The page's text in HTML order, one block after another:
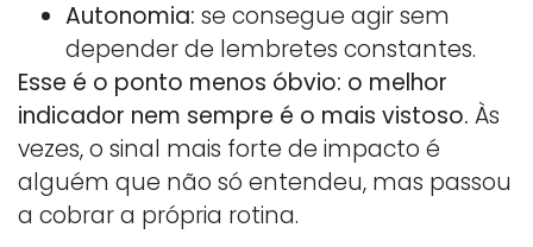
Autonomia: se consegue agir sem
depender de lembretes constantes.
Esse é o ponto menos óbvio: o melhor
indicador nem sempre é o mais vistoso. Às
vezes, o sinal mais forte de impacto é
alguém que não só entendeu, mas passou
a cobrar a própria rotina.